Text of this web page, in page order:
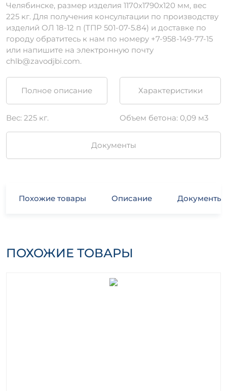
Челябинске, размер изделия 1170х1790х120 мм, вес
225 кг. Для получения консультации по производству
изделий ОЛ 18-12 п (ТПР 501-07-5.84) и доставке по
городу обратитесь к нам по номеру +7-958-149-77-15
или напишите на электронную почту
chlb@zavodjbi.com.
Полное описание Характеристики
Вес: 225 кг. Объем бетона: 0,09 м3
Документы
Похожие товары Описание Документы
ПОХОЖИЕ ТОВАРЫ